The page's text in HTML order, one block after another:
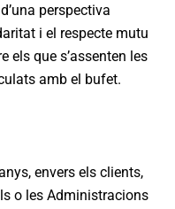
perspectiva
i el respecte mutu
els que s’assenten les
amb el bufet.
envers els clients,
o les Administracions